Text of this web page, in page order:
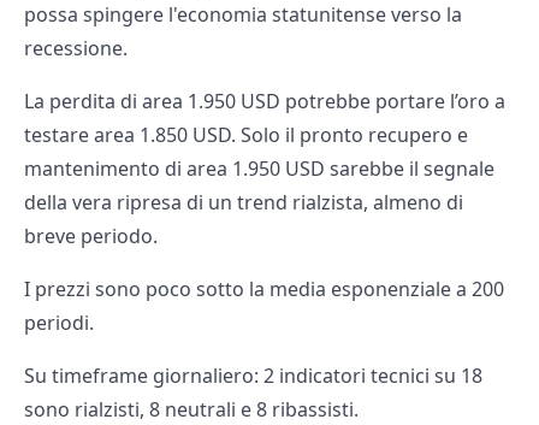
possa spingere l'economia statunitense verso la
recessione.
La perdita di area 1.950 USD potrebbe portare l’oro a
testare area 1.850 USD. Solo il pronto recupero e
mantenimento di area 1.950 USD sarebbe il segnale
della vera ripresa di un trend rialzista, almeno di
breve periodo.
I prezzi sono poco sotto la media esponenziale a 200
periodi.
Su timeframe giornaliero: 2 indicatori tecnici su 18
sono rialzisti, 8 neutrali e 8 ribassisti.